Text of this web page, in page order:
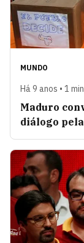
MUNDO
Há 9 anos • 1
Maduro
diálogo